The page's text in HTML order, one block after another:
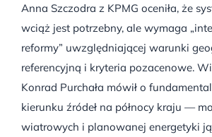
Anna Szczodra z KPMG oceniła, że
wciąż jest potrzebny, ale wymaga
reformy” uwzględniającej warunki
referencyjną i kryteria pozacenowe.
Konrad Purchała mówił o
kierunku źródeł na północy kraju —
wiatrowych i planowanej energetyki